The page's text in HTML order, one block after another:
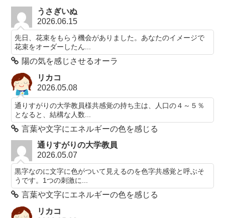
うさぎいぬ
2026.06.15
先日、花束をもらう機会がありました。あなたのイメージで
花束をオーダーしたん...
陽の気を感じさせるオーラ
リカコ
2026.05.08
通りすがりの大学教員様共感覚の持ち主は、人口の４～５％
となると、結構な人数...
言葉や文字にエネルギーの色を感じる
通りすがりの大学教員
2026.05.07
黒字なのに文字に色がついて見えるのを色字共感覚と呼ぶそ
うです。1つの刺激に...
言葉や文字にエネルギーの色を感じる
リカコ